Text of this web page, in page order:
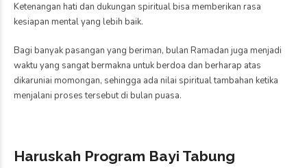
Ketenangan hati dan dukungan spiritual bisa memberikan rasa
kesiapan mental yang lebih baik.
Bagi banyak pasangan yang beriman, bulan Ramadan juga menjadi
waktu yang sangat bermakna untuk berdoa dan berharap atas
dikaruniai momongan, sehingga ada nilai spiritual tambahan ketika
menjalani proses tersebut di bulan puasa.
Haruskah Program Bayi Tabung